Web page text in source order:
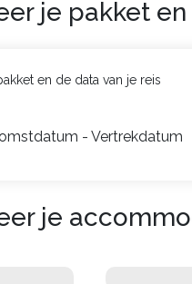
je pakket
en de data van je reis
- Vertrekdatum
je